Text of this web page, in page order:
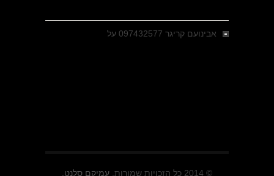
אבינועם קריגר 097432577 על
© 2014 כל הזכויות שמורות. עמיקם סלנט.